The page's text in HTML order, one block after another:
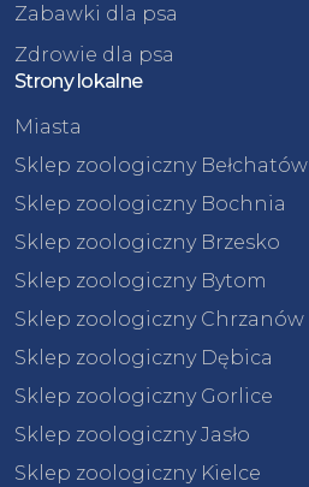
Zabawki dla psa
Zdrowie dla psa
Strony lokalne
Miasta
Sklep zoologiczny Bełchatów
Sklep zoologiczny Bochnia
Sklep zoologiczny Brzesko
Sklep zoologiczny Bytom
Sklep zoologiczny Chrzanów
Sklep zoologiczny Dębica
Sklep zoologiczny Gorlice
Sklep zoologiczny Jasło
Sklep zoologiczny Kielce